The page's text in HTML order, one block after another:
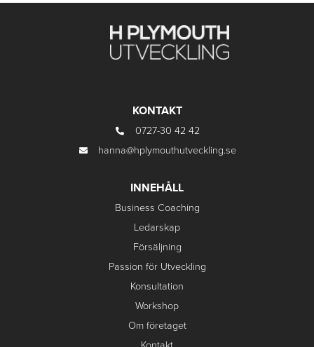
KONTAKT
0727-30 42 42
hanna@hplymouthutveckling.se
INNEHÅLL
Business Coaching
Ledarskap
Försäljning
Passion för Utveckling
Konsultation
Workshop
Om företaget